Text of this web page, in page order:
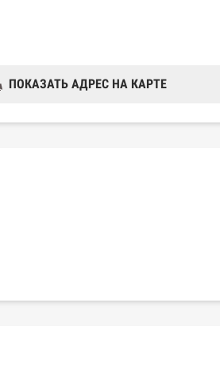
ПОКАЗАТЬ АДРЕС НА КАРТЕ